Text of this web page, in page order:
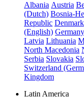
Albania Austria
(Dutch) Bosnia-
Republic Denmark
(English) Germany
Latvia Lithuania
North Macedonia
Serbia Slovakia
Switzerland
Kingdom
Latin America